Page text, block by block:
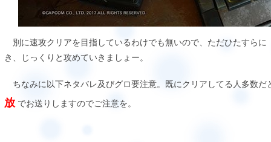
別に速攻クリアを目指しているわけでも無いので、ただひたすらに
き、じっくりと攻めていきましょー。
ちなみに以下ネタバレ及びグロ要注意。既にクリアしてる人多数だ
放 でお送りしますのでご注意を。